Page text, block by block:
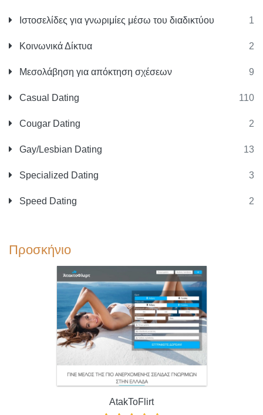
Ιστοσελίδες για γνωριμίες μέσω του διαδικτύου 1
Κοινωνικά Δίκτυα 2
Μεσολάβηση για απόκτηση σχέσεων 9
Casual Dating 110
Cougar Dating 2
Gay/Lesbian Dating 13
Specialized Dating 3
Speed Dating 2
Προσκήνιο
AtakToFlirt